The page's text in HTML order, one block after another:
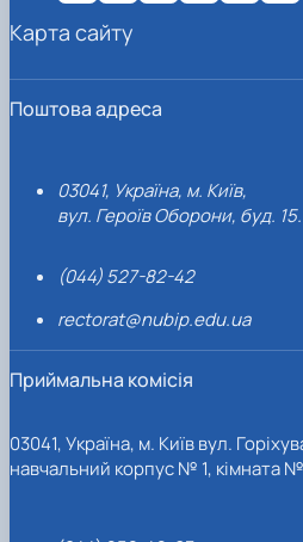
Поштова адреса
03041, Україна, м. Київ,
вул. Героїв Оборони, буд. 15.
(044) 527-82-42
rectorat@nubip.edu.ua
Приймальна комісія
03041, Україна, м. Київ вул.
навчальний корпус № 1, кімната
Карта сайту